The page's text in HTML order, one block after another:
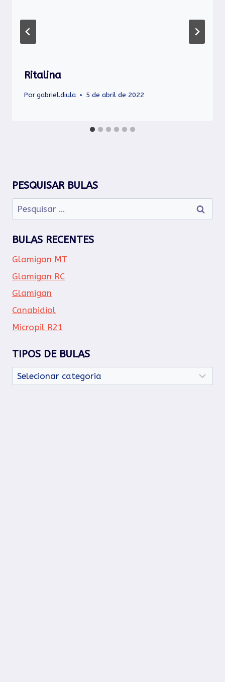
Ritalina
Porgabriel.diula 5 de abril de 2022
PESQUISAR BULAS
Pesquisar
por:
BULAS RECENTES
Glamigan MT
Glamigan RC
Glamigan
Canabidiol
Micropil R21
TIPOS DE BULAS
Tipos
de